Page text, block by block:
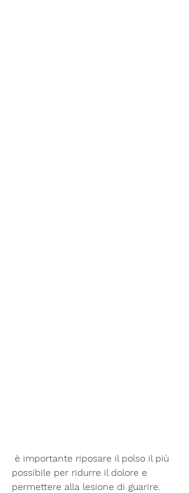
possibile per ridurre il dolore e
permettere alla lesione di guarire.